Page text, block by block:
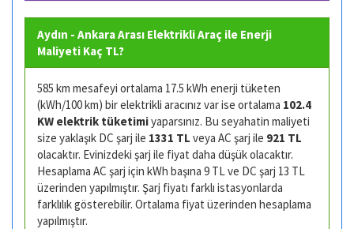
Aydın - Ankara Arası Elektrikli Araç ile Enerji
Maliyeti Kaç TL?
585 km mesafeyi ortalama 17.5 kWh enerji tüketen
(kWh/100 km) bir elektrikli aracınız var ise ortalama 102.4
KW elektrik tüketimiyaparsınız. Bu seyahatin maliyeti
size yaklaşık DC şarj ile 1331 TL veya AC şarj ile 921 TL
olacaktır. Evinizdeki şarj ile fiyat daha düşük olacaktır.
Hesaplama AC şarj için kWh başına 9 TL ve DC şarj 13 TL
üzerinden yapılmıştır. Şarj fiyatı farklı istasyonlarda
farklılık gösterebilir. Ortalama fiyat üzerinden hesaplama
yapılmıştır.